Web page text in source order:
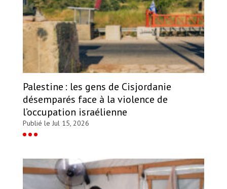
Palestine : les gens de Cisjordanie
désemparés face à la violence de
l’occupation israélienne
Publié le Jul 15, 2026